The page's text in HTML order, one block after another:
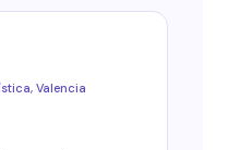
Valencia